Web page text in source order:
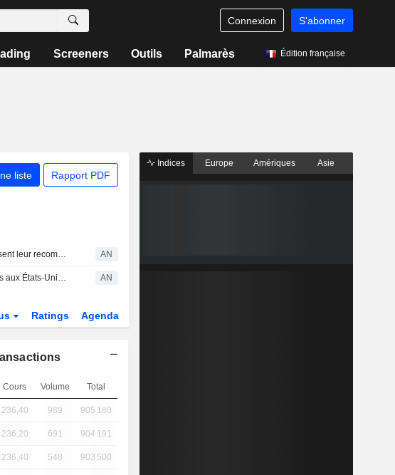
Connexion S'abonner
Screeners Outils Palmarès Édition française
liste Rapport PDF
Les courtiers abaissent leur recommandation sur Rotork à " conserver » suite au rachat par ABB AN
Burberry : les ventes aux États-Unis soutiennent le redressement ; le chiffre d'affaires de Wise progresse AN
Ratings Agenda
Cours Volume Total
236,40 989 905 180
236,20 691 904 191
236,40 548 903 500
Indices Europe Amériques Asie